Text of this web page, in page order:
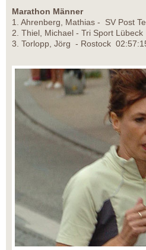
Marathon Männer
1. Ahrenberg, Mathias - SV Post
2. Thiel, Michael - Tri Sport
3. Torlopp, Jörg - Rostock